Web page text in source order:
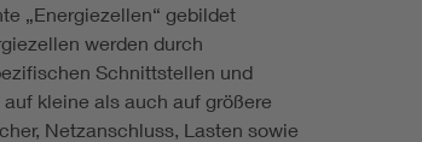
„Energiezellen“ gebildet
werden durch
Schnittstellen und
kleine als auch auf größere
Netzanschluss, Lasten sowie